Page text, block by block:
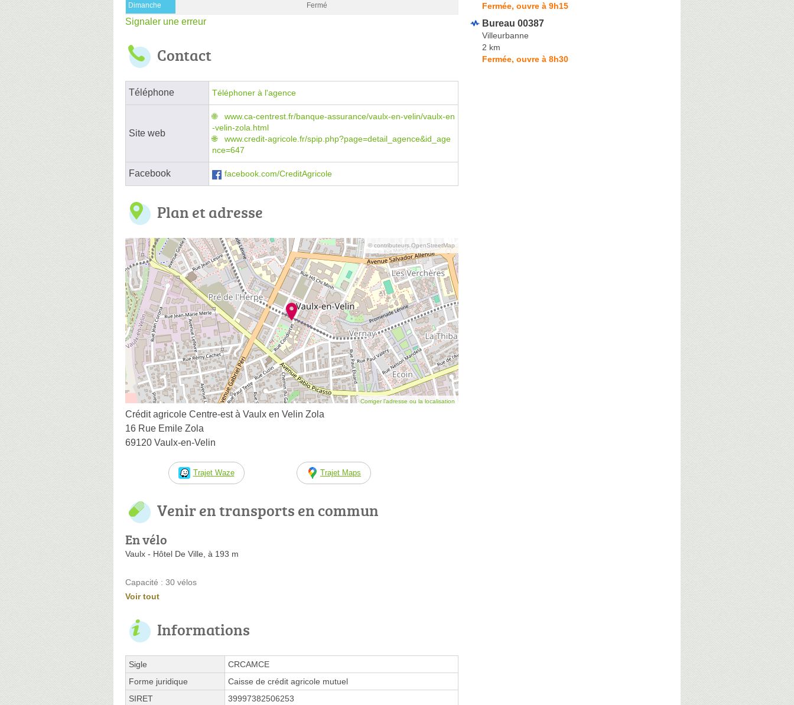
Dimanche Fermé
Signaler une erreur
Contact
Téléphone Téléphoner à l'agence
Site web
www.ca-centrest.fr/banque-assurance/vaulx-en-velin/vaulx-en
-velin-zola.html
www.credit-agricole.fr/spip.php?page=detail_agence&id_age
nce=647
Facebook facebook.com/CreditAgricole
Plan et adresse
© contributeurs OpenStreetMap
Corriger l’adresse ou la localisation
Crédit agricole Centre-est à Vaulx en Velin Zola
16 Rue Emile Zola
69120 Vaulx-en-Velin
Trajet Waze Trajet Maps
Venir en transports en commun
En vélo
Vaulx - Hôtel De Ville, à 193 m
Capacité : 30 vélos
Voir tout
Informations
Sigle
CRCAMCE
Forme juridique
Caisse de crédit agricole mutuel
SIRET
39997382506253
Fermée, ouvre à 9h15
Bureau 00387
Villeurbanne
2 km
Fermée, ouvre à 8h30